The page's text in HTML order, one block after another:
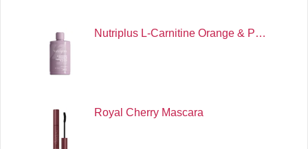
Nutriplus L-Carnitine Orange & P…
Royal Cherry Mascara